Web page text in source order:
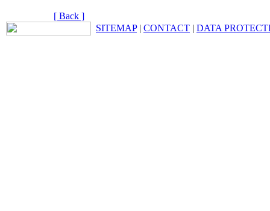
[ Back ]
SITEMAP| CONTACT | DATA